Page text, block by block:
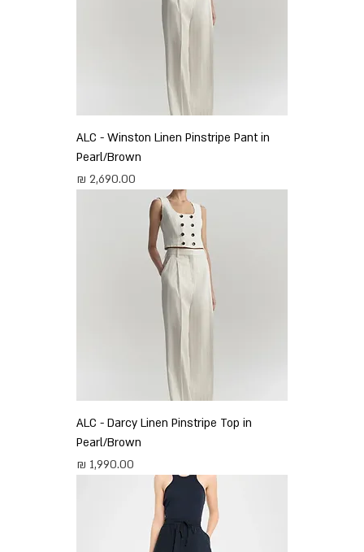
ALC - Winston Linen Pinstripe Pant in
Pearl/Brown
מחיר
ALC - Darcy Linen Pinstripe Top in
Pearl/Brown
מחיר